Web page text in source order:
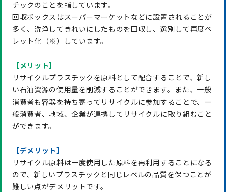
チックのことを指しています。
回収ボックスはスーパーマーケットなどに設置されることが
多く、洗浄してきれいにしたものを回収し、選別して再度ペ
レット化（※）しています。
【メリット】
リサイクルプラスチックを原料として配合することで、新し
い石油資源の使用量を削減することができます。また、一般
消費者も容器を持ち寄ってリサイクルに参加することで、一
般消費者、地域、企業が連携してリサイクルに取り組むこと
ができます。
【デメリット】
リサイクル原料は一度使用した原料を再利用することになる
ので、新しいプラスチックと同じレベルの品質を保つことが
難しい点がデメリットです。